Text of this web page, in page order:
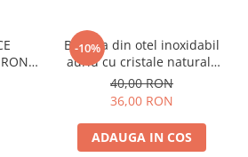
-
-10%
Bratara din otel inoxidabil
auriu cu cristale naturale
de pirita - abundenta,
prosperitate, succes
40,00 RON
36,00 RON
ADAUGA IN COS